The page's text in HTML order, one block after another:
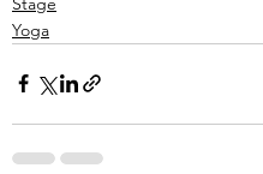
Yoga